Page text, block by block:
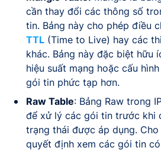
cần thay đổi các thông số
tin. Bảng này cho phép điều
TTL (Time to Live) hay các
khác. Bảng này đặc biệt hữu
hiệu suất mạng hoặc cấu
gói tin phức tạp hơn.
Raw Table: Bảng Raw trong
để xử lý các gói tin trước khi
trạng thái được áp dụng.
quyết định xem các gói tin